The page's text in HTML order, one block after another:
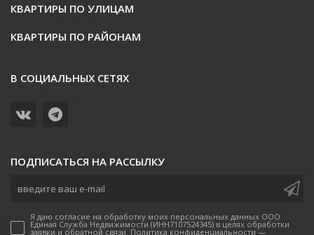
КВАРТИРЫ ПО УЛИЦАМ
КВАРТИРЫ ПО РАЙОНАМ
В СОЦИАЛЬНЫХ СЕТЯХ
ПОДПИСАТЬСЯ НА РАССЫЛКУ
Я даю согласие на обработку моих персональных данных ООО
Единая Служба Недвижимости (ИНН7107524345) в целях обработки
заявки и обратной связи. Политика конфиденциальности —